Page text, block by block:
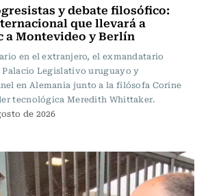
y debate filosófico:
que llevará a
a Montevideo y Berlín
en el extranjero, el exmandatario
Legislativo uruguayo y
en Alemania junto a la filósofa Corine
tecnológica Meredith Whittaker.
de 2026